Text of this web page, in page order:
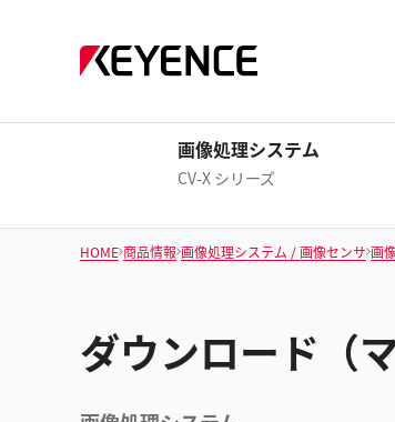
画像処理システム
CV-X シリーズ
HOME 商品情報 画像処理システム / 画像センサ 画
ダウンロード（